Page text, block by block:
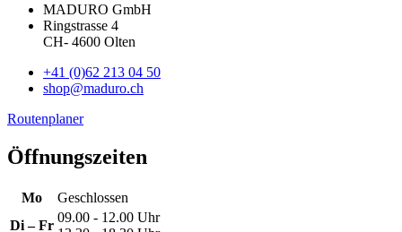
MADURO GmbH
Ringstrasse 4
CH- 4600 Olten
+41 (0)62 213 04 50
shop@maduro.ch
Routenplaner
Öffnungszeiten
Mo
Geschlossen
Di – Fr
09.00 - 12.00 Uhr